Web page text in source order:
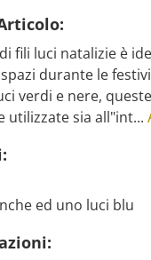
fili luci natalizie è
durante le
verdi e nere,
utilizzate sia all"int...
ed uno luci blu